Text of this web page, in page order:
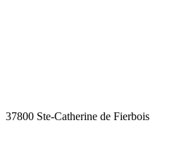
37800 Ste-Catherine de Fierbois